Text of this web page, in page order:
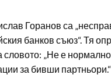
Горанов са
банков съюз“. Тя
словото: „Не е
за бивши партньори.“